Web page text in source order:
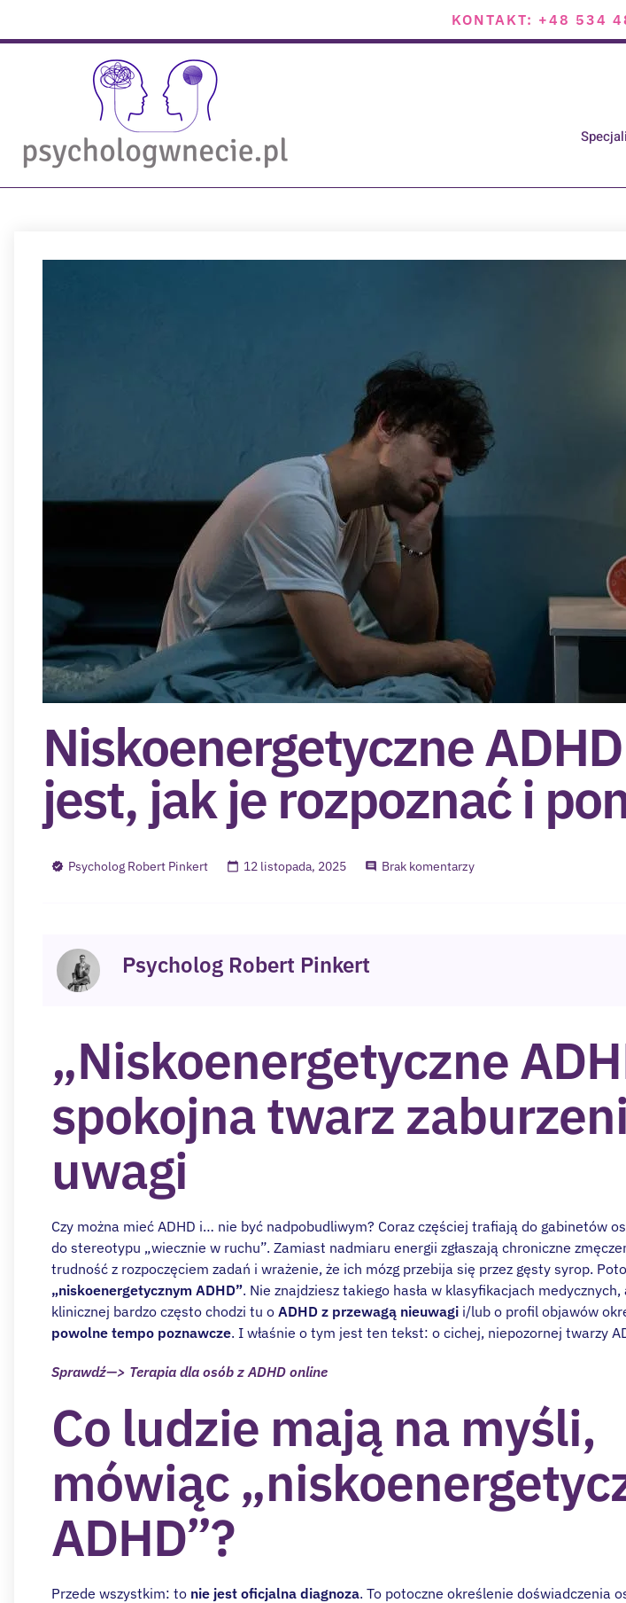
KONTAKT: +48 534
Niskoenergetyczne
jest, jak je rozpoznać i
Psycholog Robert Pinkert 12 listopada, 2025 Brak komentarzy
Psycholog Robert Pinkert
„Niskoenergetyczne
spokojna twarz
uwagi
Czy można mieć ADHD i… nie być nadpobudliwym? Coraz częściej trafiają do gabinetów
do stereotypu „wiecznie w ruchu”. Zamiast nadmiaru energii zgłaszają chroniczne
trudność z rozpoczęciem zadań i wrażenie, że ich mózg przebija się przez gęsty syrop.
„niskoenergetycznym ADHD”. Nie znajdziesz takiego hasła w klasyfikacjach
klinicznej bardzo często chodzi tu o ADHD z przewagą nieuwagi i/lub o profil objawów
powolne tempo poznawcze. I właśnie o tym jest ten tekst: o cichej, niepozornej twarzy
Sprawdź—> Terapia dla osób z ADHD online
Co ludzie mają na myśli,
mówiąc
ADHD”?
Przede wszystkim: to nie jest oficjalna diagnoza. To potoczne określenie doświadczenia